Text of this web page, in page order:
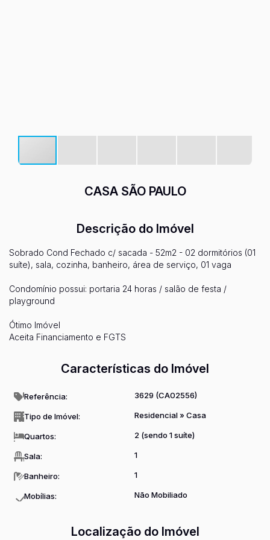
CASA SÃO PAULO
Descrição do Imóvel
Sobrado Cond Fechado c/ sacada - 52m2 - 02 dormitórios (01
suíte), sala, cozinha, banheiro, área de serviço, 01 vaga
Condomínio possui: portaria 24 horas / salão de festa /
playground
Ótimo Imóvel
Aceita Financiamento e FGTS
Características do Imóvel
Referência: 3629 (CA02556)
Tipo de Imóvel: Residencial» Casa
Quartos: 2 (sendo 1 suíte)
Sala: 1
Banheiro: 1
Mobílias: Não Mobiliado
Localização do Imóvel